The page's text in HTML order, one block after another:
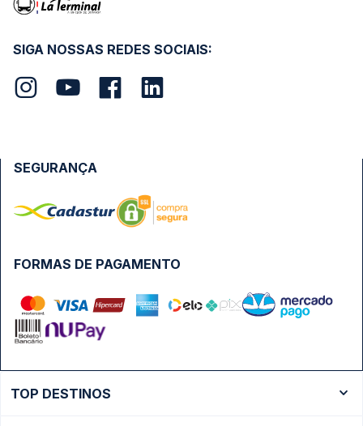
SIGA NOSSAS REDES SOCIAIS:
FORMAS DE PAGAMENTO
SEGURANÇA
TOP DESTINOS